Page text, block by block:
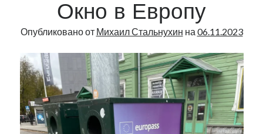
Radio
Narva
|
78
Окно в Европу
Опубликовано от Михаил Стальнухин на 06.11.2023